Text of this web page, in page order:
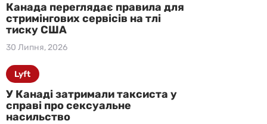
Канада переглядає правила для
стримінгових сервісів на тлі
тиску США
30 Липня, 2026
У Канаді затримали таксиста у
справі про сексуальне
насильство
Lyft